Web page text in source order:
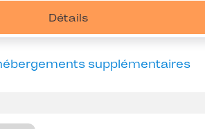
Détails
supplémentaires